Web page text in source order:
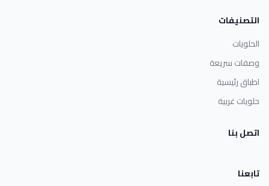
التصنيفات
الحلويات
وصفات سريعة
اطباق رئيسية
حلويات غربية
اتصل بنا
تابعنا